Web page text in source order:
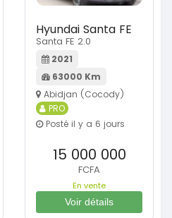
Hyundai Santa FE
Santa FE 2.0
2021
63000 Km
Abidjan (Cocody)
PRO
Posté il y a 6 jours
15 000 000
FCFA
En vente
Voir détails